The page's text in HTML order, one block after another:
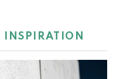
INSPIRATION